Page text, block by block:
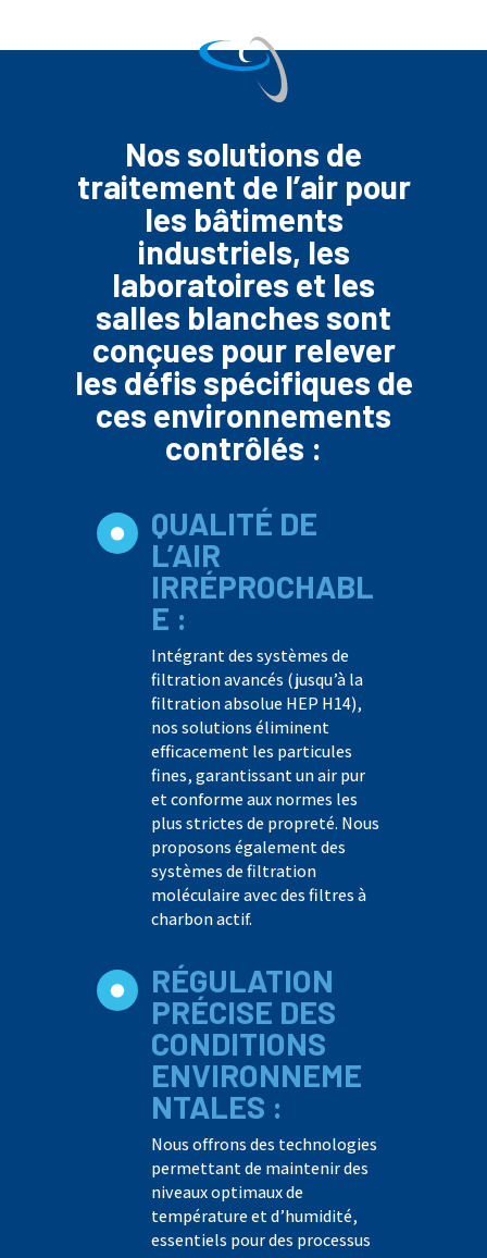
Nos solutions de
traitement de l’air pour
les bâtiments
industriels, les
laboratoires et les
salles blanches sont
conçues pour relever
les défis spécifiques de
ces environnements
contrôlés :
QUALITÉ DE
L’AIR
IRRÉPROCHABL
E :
Intégrant des systèmes de
filtration avancés (jusqu’à la
filtration absolue HEP H14),
nos solutions éliminent
efficacement les particules
fines, garantissant un air pur
et conforme aux normes les
plus strictes de propreté. Nous
proposons également des
systèmes de filtration
moléculaire avec des filtres à
charbon actif.
RÉGULATION
PRÉCISE DES
CONDITIONS
ENVIRONNEME
NTALES :
Nous offrons des technologies
permettant de maintenir des
niveaux optimaux de
température et d’humidité,
essentiels pour des processus